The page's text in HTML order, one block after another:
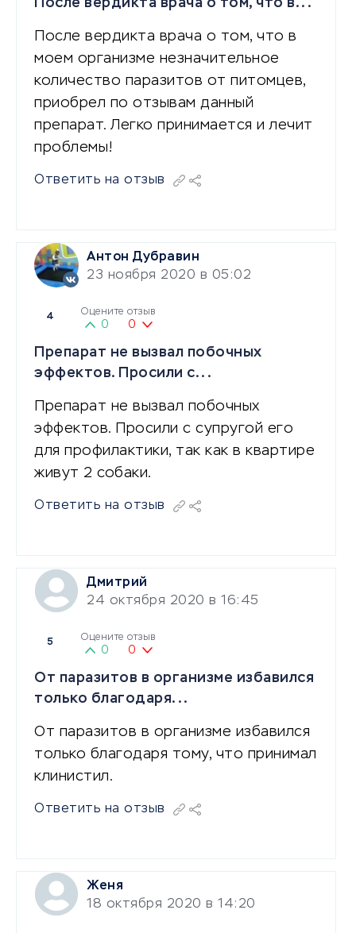
После вердикта врача о том, что в...
После вердикта врача о том, что в
моем организме незначительное
количество паразитов от питомцев,
приобрел по отзывам данный
препарат. Легко принимается и лечит
проблемы!
Ответить на отзыв
Антон Дубравин
23 ноября 2020 в 05:02
4 Оцените отзыв
0 0
Препарат не вызвал побочных
эффектов. Просили с...
Препарат не вызвал побочных
эффектов. Просили с супругой его
для профилактики, так как в квартире
живут 2 собаки.
Ответить на отзыв
Дмитрий
24 октября 2020 в 16:45
5 Оцените отзыв
0 0
От паразитов в организме избавился
только благодаря...
От паразитов в организме избавился
только благодаря тому, что принимал
клинистил.
Ответить на отзыв
Женя
18 октября 2020 в 14:20